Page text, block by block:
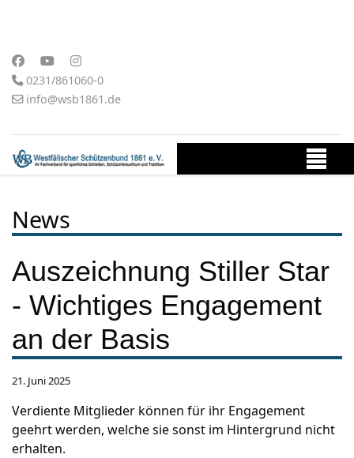
0231/861060-0
info@wsb1861.de
News
Auszeichnung Stiller Star
- Wichtiges Engagement
an der Basis
21. Juni 2025
Verdiente Mitglieder können für ihr Engagement
geehrt werden, welche sie sonst im Hintergrund nicht
erhalten.